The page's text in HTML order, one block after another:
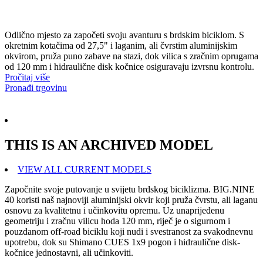
Odlično mjesto za započeti svoju avanturu s brdskim biciklom. S
okretnim kotačima od 27,5" i laganim, ali čvrstim aluminijskim
okvirom, pruža puno zabave na stazi, dok vilica s zračnim oprugama
od 120 mm i hidraulične disk kočnice osiguravaju izvrsnu kontrolu.
Pročitaj više
Pronađi trgovinu
THIS IS AN ARCHIVED MODEL
VIEW ALL CURRENT MODELS
Započnite svoje putovanje u svijetu brdskog biciklizma. BIG.NINE
40 koristi naš najnoviji aluminijski okvir koji pruža čvrstu, ali laganu
osnovu za kvalitetnu i učinkovitu opremu. Uz unaprijeđenu
geometriju i zračnu vilicu hoda 120 mm, riječ je o sigurnom i
pouzdanom off-road biciklu koji nudi i svestranost za svakodnevnu
upotrebu, dok su Shimano CUES 1x9 pogon i hidraulične disk-
kočnice jednostavni, ali učinkoviti.